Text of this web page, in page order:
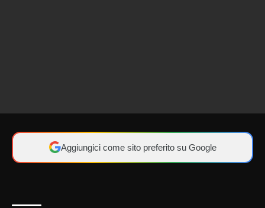
Aggiungici come sito preferito su Google